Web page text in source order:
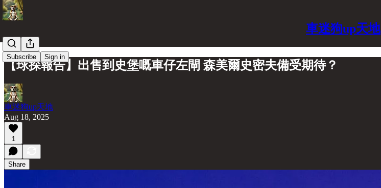
車迷狗up天地
Subscribe Sign in
【球探報告】出售到史堡嘅車仔左閘 森美爾史密夫備受期待？
車迷狗up天地
Aug 18, 2025
1
Share